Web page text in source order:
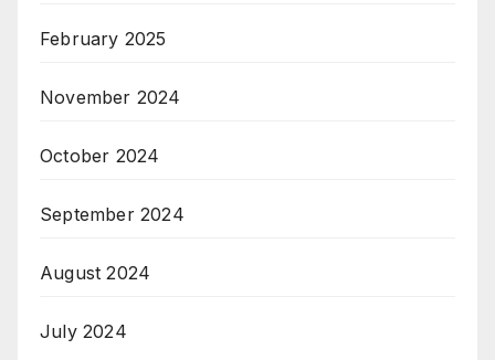
February 2025
November 2024
October 2024
September 2024
August 2024
July 2024